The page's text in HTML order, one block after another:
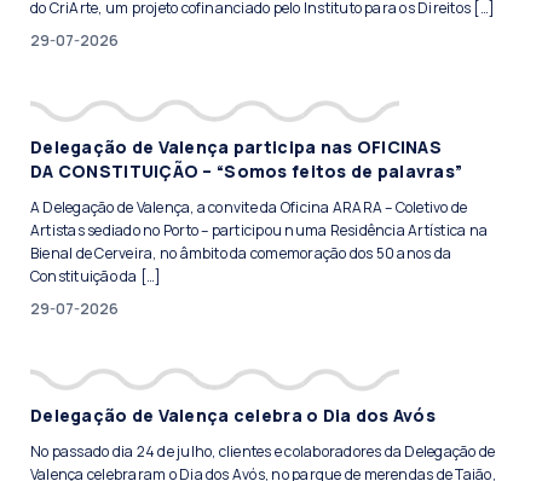
do CriArte, um projeto cofinanciado pelo Instituto para os Direitos […]
29-07-2026
Delegação de Valença participa nas OFICINAS
DA CONSTITUIÇÃO – “Somos feitos de palavras”
A Delegação de Valença, a convite da Oficina ARARA – Coletivo de
Artistas sediado no Porto – participou numa Residência Artística na
Bienal de Cerveira, no âmbito da comemoração dos 50 anos da
Constituição da […]
29-07-2026
Delegação de Valença celebra o Dia dos Avós
No passado dia 24 de julho, clientes e colaboradores da Delegação de
Valença celebraram o Dia dos Avós, no parque de merendas de Taião,